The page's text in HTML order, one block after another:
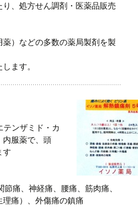
、処方せん調剤・医薬品販売
）などの多数の薬局製剤を製
ます。
テンザミド・カ
内服薬で、頭
す
痛、神経痛、腰痛、筋肉痛、
痛）、外傷痛の鎮痛